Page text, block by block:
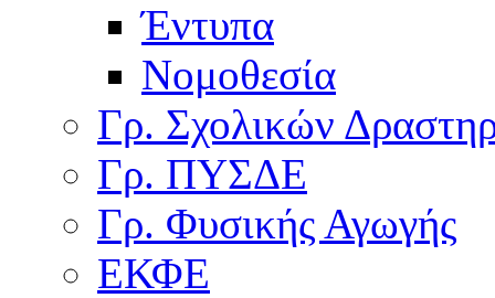
Έντυπα
Νομοθεσία
Γρ. Σχολικών
Γρ. ΠΥΣΔΕ
Γρ. Φυσικής Αγωγής
ΕΚΦΕ